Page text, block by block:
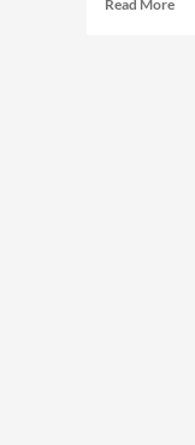
Read More